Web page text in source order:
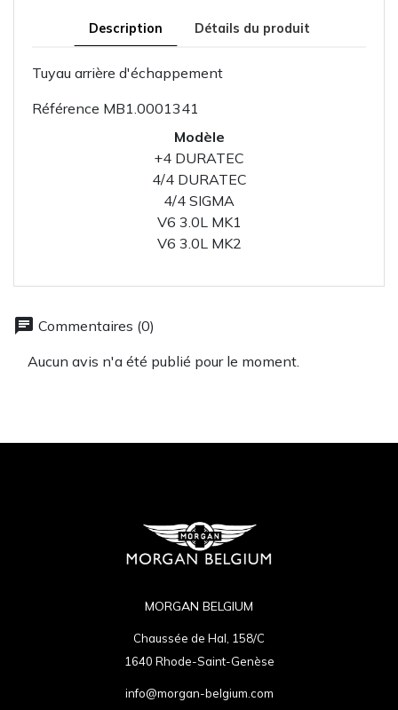
Description Détails du produit
Tuyau arrière d'échappement
Référence MB1.0001341
Modèle
+4 DURATEC
4/4 DURATEC
4/4 SIGMA
V6 3.0L MK1
V6 3.0L MK2
chat Commentaires (0)
Aucun avis n'a été publié pour le moment.
MORGAN BELGIUM
Chaussée de Hal, 158/C
1640 Rhode-Saint-Genèse
info@morgan-belgium.com